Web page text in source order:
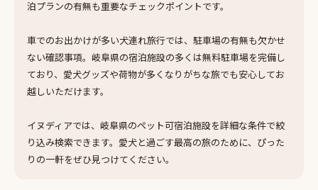
泊プランの有無も重要なチェックポイントです。
車でのお出かけが多い犬連れ旅行では、駐車場の有無も欠かせ
ない確認事項。岐阜県の宿泊施設の多くは無料駐車場を完備し
ており、愛犬グッズや荷物が多くなりがちな旅でも安心してお
越しいただけます。
イヌディアでは、岐阜県のペット可宿泊施設を詳細な条件で絞
り込み検索できます。愛犬と過ごす最高の旅のために、ぴった
りの一軒をぜひ見つけてください。